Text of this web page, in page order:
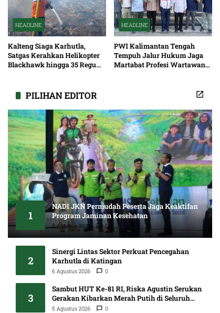
HEADLINE
Kalteng Siaga Karhutla,
Satgas Kerahkan Helikopter
Blackhawk hingga 35 Regu
HEADLINE
PWI Kalimantan Tengah
Tempuh Jalur Hukum Jaga
Martabat Profesi Wartawan
PILIHAN EDITOR
1
NADI JKN Permudah Peserta Jaga Keaktifan
Program Jaminan Kesehatan
5 Agustus 2026 0
2
Sinergi Lintas Sektor Perkuat Pencegahan
Karhutla di Katingan
6 Agustus 2026 0
3
Sambut HUT Ke-81 RI, Riska Agustin Serukan
Gerakan Kibarkan Merah Putih di Seluruh
Kalteng
5 Agustus 2026 0